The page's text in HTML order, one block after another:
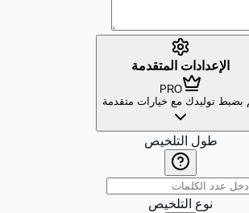
الإعدادات المتقدمة
PRO
بضبط توليدك مع خيارات متقدمة
طول التلخيص
نوع التلخيص